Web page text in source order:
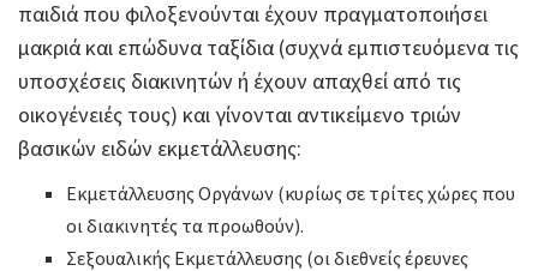
παιδιά που φιλοξενούνται έχουν πραγματοποιήσει
μακριά και επώδυνα ταξίδια (συχνά εμπιστευόμενα τις
υποσχέσεις διακινητών ή έχουν απαχθεί από τις
οικογένειές τους) και γίνονται αντικείμενο τριών
βασικών ειδών εκμετάλλευσης:
Εκμετάλλευσης Οργάνων (κυρίως σε τρίτες χώρες που
οι διακινητές τα προωθούν).
Σεξουαλικής Εκμετάλλευσης (οι διεθνείς έρευνες